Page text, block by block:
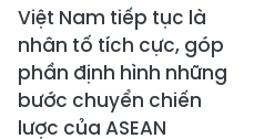
Việt Nam tiếp tục là
nhân tố tích cực, góp
phần định hình những
bước chuyển chiến
lược của ASEAN